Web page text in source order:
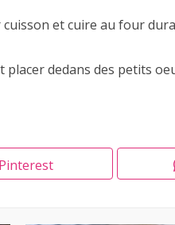
et cuire au four
dedans des petits
Pinterest